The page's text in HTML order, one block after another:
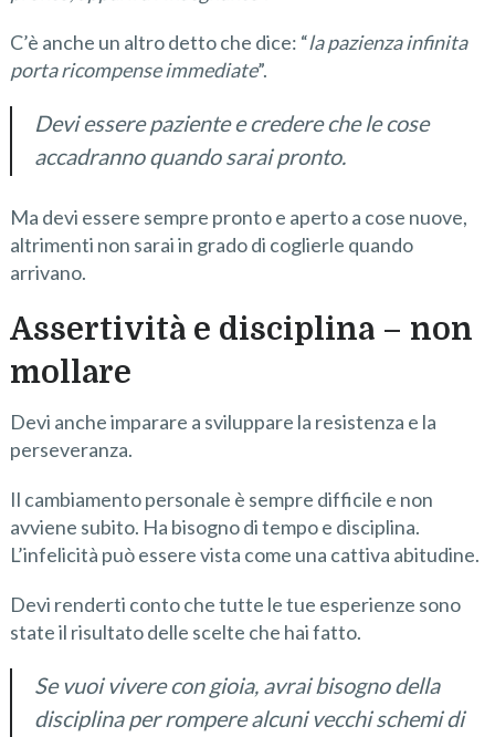
C’è anche un altro detto che dice: “la pazienza infinita
porta ricompense immediate”.
Devi essere paziente e credere che le cose
accadranno quando sarai pronto.
Ma devi essere sempre pronto e aperto a cose nuove,
altrimenti non sarai in grado di coglierle quando
arrivano.
Assertività e disciplina – non
mollare
Devi anche imparare a sviluppare la resistenza e la
perseveranza.
Il cambiamento personale è sempre difficile e non
avviene subito. Ha bisogno di tempo e disciplina.
L’infelicità può essere vista come una cattiva abitudine.
Devi renderti conto che tutte le tue esperienze sono
state il risultato delle scelte che hai fatto.
Se vuoi vivere con gioia, avrai bisogno della
disciplina per rompere alcuni vecchi schemi di